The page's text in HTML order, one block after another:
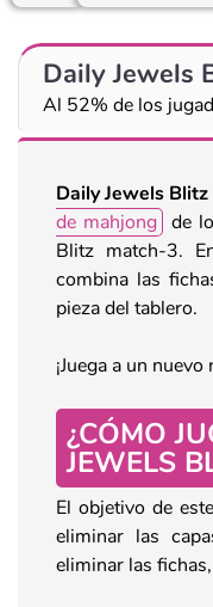
Daily Jewels
Al 52% de los
Daily Jewels
de mahjong de
Blitz match-3.
combina las
pieza del tablero.
¡Juega a un
¿CÓMO
JEWELS
El objetivo de
eliminar las
eliminar las